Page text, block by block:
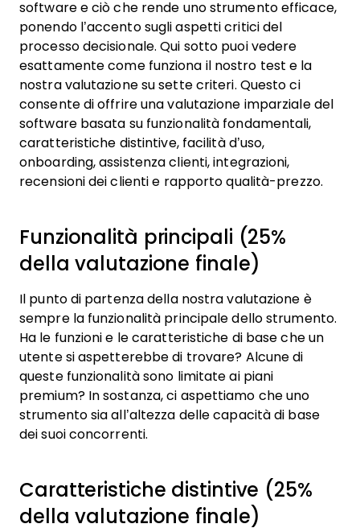
software e ciò che rende uno strumento efficace,
ponendo l’accento sugli aspetti critici del
processo decisionale. Qui sotto puoi vedere
esattamente come funziona il nostro test e la
nostra valutazione su sette criteri. Questo ci
consente di offrire una valutazione imparziale del
software basata su funzionalità fondamentali,
caratteristiche distintive, facilità d’uso,
onboarding, assistenza clienti, integrazioni,
recensioni dei clienti e rapporto qualità-prezzo.
Funzionalità principali (25%
della valutazione finale)
Il punto di partenza della nostra valutazione è
sempre la funzionalità principale dello strumento.
Ha le funzioni e le caratteristiche di base che un
utente si aspetterebbe di trovare? Alcune di
queste funzionalità sono limitate ai piani
premium? In sostanza, ci aspettiamo che uno
strumento sia all’altezza delle capacità di base
dei suoi concorrenti.
Caratteristiche distintive (25%
della valutazione finale)